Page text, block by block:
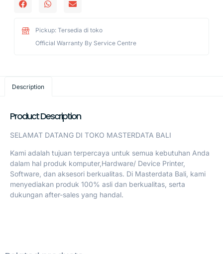
Pickup: Tersedia di toko
Official Warranty By Service Centre
Description
Product Description
SELAMAT DATANG DI TOKO MASTERDATA BALI
Kami adalah tujuan terpercaya untuk semua kebutuhan Anda
dalam hal produk komputer,Hardware/ Device Printer,
Software, dan aksesori berkualitas. Di Masterdata Bali, kami
menyediakan produk 100% asli dan berkualitas, serta
dukungan after-sales yang handal.